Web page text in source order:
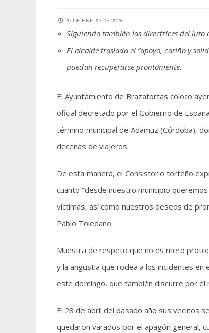
20 DE ENERO DE 2026
Siguiendo también las directrices del luto
El alcalde traslada el “apoyo, cariño y
puedan recuperarse prontamente.
El Ayuntamiento de Brazatortas colocó
oficial decretado por el Gobierno de
término municipal de Adamuz (Córdoba),
decenas de viajeros.
De esta manera, el Consistorio torteño
cuanto “desde nuestro municipio
víctimas, así como nuestros deseos de
Pablo Toledano.
Muestra de respeto que no es mero
y la angustia que rodea a los incidentes
este domingo, que también discurre por el
El 28 de abril del pasado año sus vecinos
quedaron varados por el apagón general,